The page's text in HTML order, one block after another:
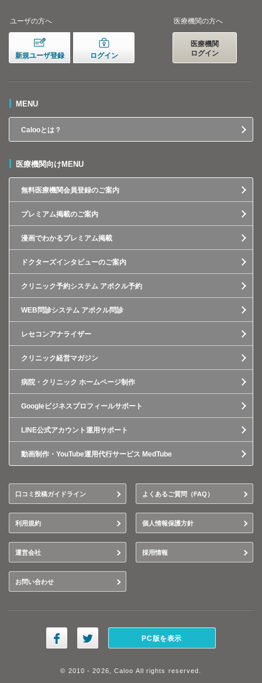
ユーザの方へ
新規ユーザ登録 ログイン
医療機関の方へ
医療機関
ログイン
MENU
Calooとは？
医療機関向けMENU
無料医療機関会員登録のご案内
プレミアム掲載のご案内
漫画でわかるプレミアム掲載
ドクターズインタビューのご案内
クリニック予約システム アポクル予約
WEB問診システム アポクル問診
レセコンアナライザー
クリニック経営マガジン
病院・クリニック ホームページ制作
Googleビジネスプロフィールサポート
LINE公式アカウント運用サポート
動画制作・YouTube運用代行サービス MedTube
口コミ投稿ガイドライン よくあるご質問（FAQ）
利用規約 個人情報保護方針
運営会社 採用情報
お問い合わせ
PC版を表示
© 2010 - 2026, Caloo All rights reserved.